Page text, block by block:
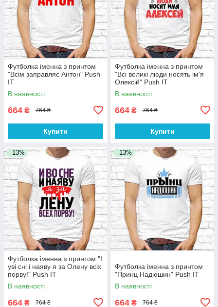
Футболка іменна з принтом
"Всім заправляє Антон" Push
IT
В наявності
664 ₴ 764 ₴
Купити
Футболка іменна з принтом
"Всі великі люди носять ім'я
Олексій" Push IT
В наявності
664 ₴ 764 ₴
Купити
–13%
Футболка іменна з принтом "І
уві сні і наяву я за Олену всіх
порву!" Push IT
В наявності
664 ₴ 764 ₴
–13%
Футболка іменна з принтом
"Принц Надюшин" Push IT
В наявності
664 ₴ 764 ₴